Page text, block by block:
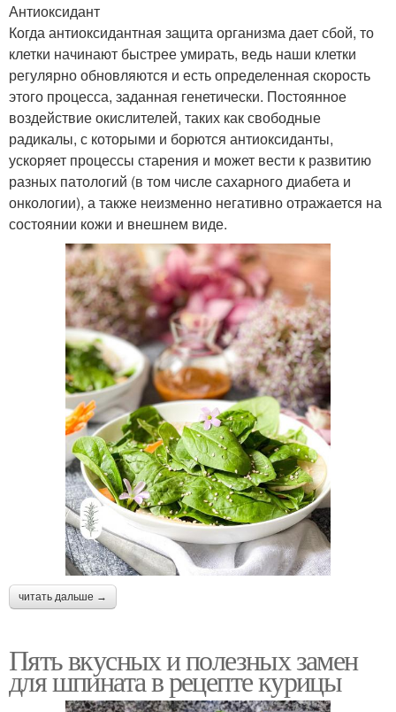
Антиоксидант
Когда антиоксидантная защита организма дает сбой, то
клетки начинают быстрее умирать, ведь наши клетки
регулярно обновляются и есть определенная скорость
этого процесса, заданная генетически. Постоянное
воздействие окислителей, таких как свободные
радикалы, с которыми и борются антиоксиданты,
ускоряет процессы старения и может вести к развитию
разных патологий (в том числе сахарного диабета и
онкологии), а также неизменно негативно отражается на
состоянии кожи и внешнем виде.
читать дальше →
Пять вкусных и полезных замен
для шпината в рецепте курицы